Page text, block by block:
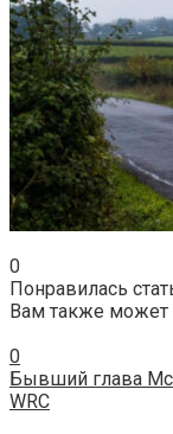
0
Понравилась
Вам также может
0
Бывший глава
WRC